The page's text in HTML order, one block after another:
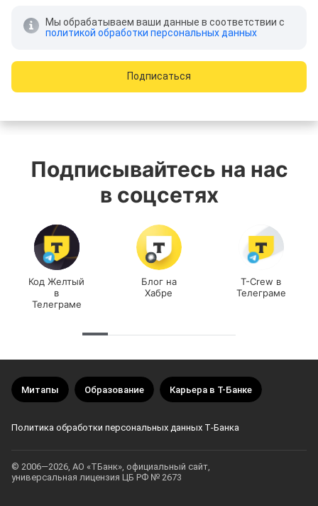
Мы обрабатываем ваши данные в соответствии с
политикой обработки персональных данных
Подписаться
Подписывайтесь на нас
в соцсетях
Код Желтый
в
Телеграме
Блог на
Хабре
T-Crew в
Телеграме
Митапы Образование Карьера в Т-Банке
Политика обработки персональных данных Т‑Банка
© 2006—2026, АО «ТБанк», официальный сайт,
универсальная лицензия ЦБ РФ № 2673